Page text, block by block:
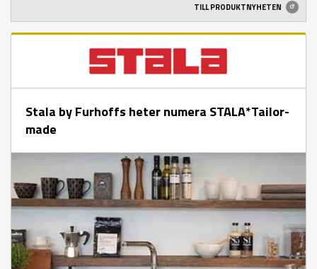
TILL PRODUKTNYHETEN
Stala by Furhoffs heter numera STALA*Tailor-
made